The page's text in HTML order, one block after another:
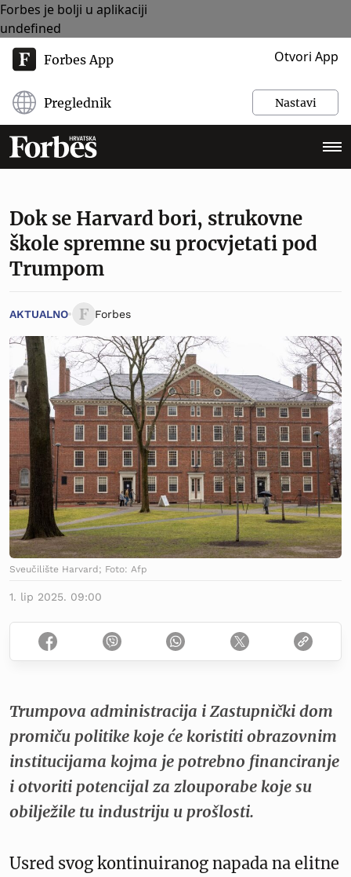
Forbes je bolji u aplikaciji
undefined
Forbes App Otvori App
Preglednik Nastavi
Dok se Harvard bori, strukovne
škole spremne su procvjetati pod
Trumpom
AKTUALNO Forbes
Sveučilište Harvard; Foto: Afp
1. lip 2025. 09:00
Trumpova administracija i Zastupnički dom
promiču politike koje će koristiti obrazovnim
institucijama kojma je potrebno financiranje
i otvoriti potencijal za zlouporabe koje su
obilježile tu industriju u prošlosti.
Usred svog kontinuiranog napada na elitne